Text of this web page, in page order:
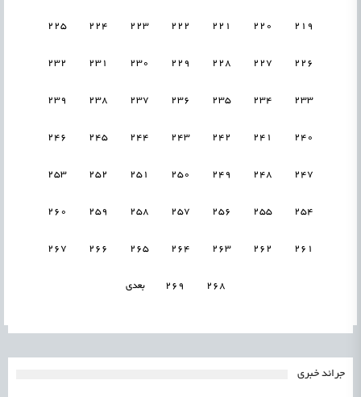
219
220
221
222
223
224
225
226
227
228
229
230
231
232
233
234
235
236
237
238
239
240
241
242
243
244
245
246
247
248
249
250
251
252
253
254
255
256
257
258
259
260
261
262
263
264
265
266
267
268
269 بعدی
جرائد خبری